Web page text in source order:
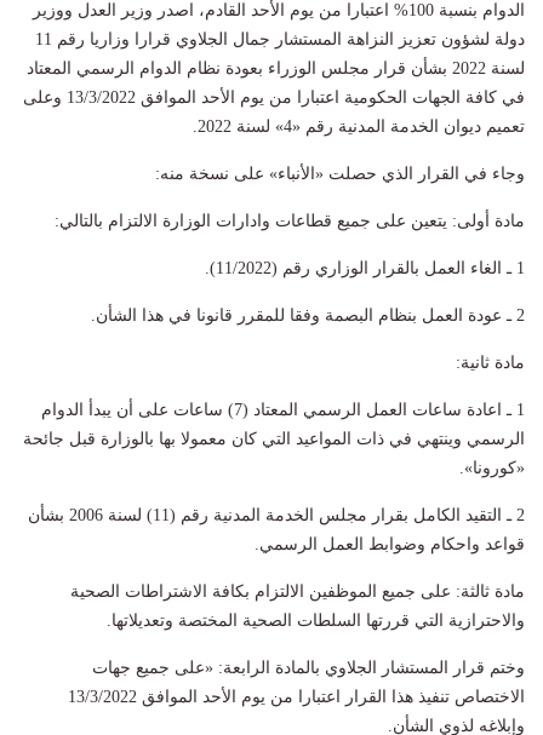
الدوام بنسبة 100% اعتبارا من يوم الأحد القادم، اصدر وزير العدل ووزير
دولة لشؤون تعزيز النزاهة المستشار جمال الجلاوي قرارا وزاريا رقم 11
لسنة 2022 بشأن قرار مجلس الوزراء بعودة نظام الدوام الرسمي المعتاد
في كافة الجهات الحكومية اعتبارا من يوم الأحد الموافق 13/3/2022 وعلى
تعميم ديوان الخدمة المدنية رقم «4» لسنة 2022.
وجاء في القرار الذي حصلت «الأنباء» على نسخة منه:
مادة أولى: يتعين على جميع قطاعات وادارات الوزارة الالتزام بالتالي:
1 ـ الغاء العمل بالقرار الوزاري رقم (11/2022).
2 ـ عودة العمل بنظام البصمة وفقا للمقرر قانونا في هذا الشأن.
مادة ثانية:
1 ـ اعادة ساعات العمل الرسمي المعتاد (7) ساعات على أن يبدأ الدوام
الرسمي وينتهي في ذات المواعيد التي كان معمولا بها بالوزارة قبل جائحة
«كورونا».
2 ـ التقيد الكامل بقرار مجلس الخدمة المدنية رقم (11) لسنة 2006 بشأن
قواعد واحكام وضوابط العمل الرسمي.
مادة ثالثة: على جميع الموظفين الالتزام بكافة الاشتراطات الصحية
والاحترازية التي قررتها السلطات الصحية المختصة وتعديلاتها.
وختم قرار المستشار الجلاوي بالمادة الرابعة: «على جميع جهات
الاختصاص تنفيذ هذا القرار اعتبارا من يوم الأحد الموافق 13/3/2022
وإبلاغه لذوي الشأن.